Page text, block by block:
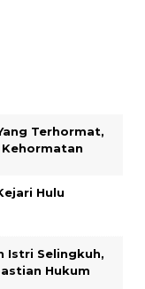
Terhormat,
Hulu
Istri Selingkuh,
Hukum